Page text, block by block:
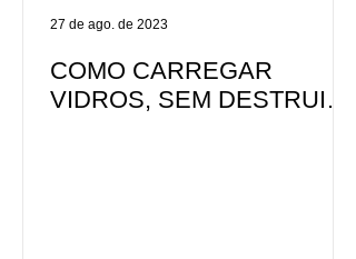
COMO CARREGAR
VIDROS, SEM DESTRUIR
27 de ago. de 2023